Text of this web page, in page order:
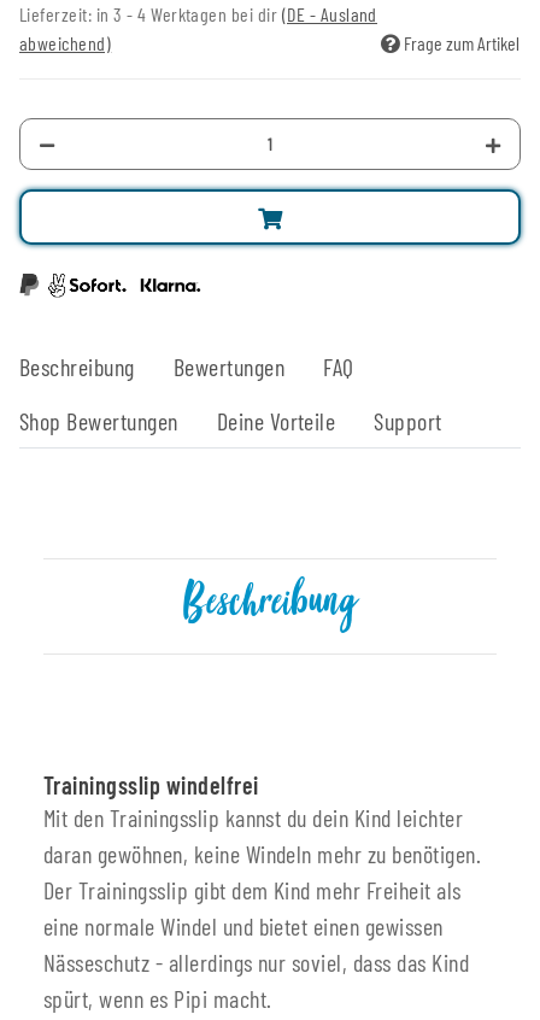
Lieferzeit: in 3 - 4 Werktagen bei dir (DE - Ausland
abweichend)
Frage zum Artikel
Beschreibung Bewertungen
FAQ
Shop Bewertungen
Deine Vorteile Support
Beschreibung
Trainingsslip windelfrei
Mit den Trainingsslip kannst du dein Kind leichter
daran gewöhnen, keine Windeln mehr zu benötigen.
Der Trainingsslip gibt dem Kind mehr Freiheit als
eine normale Windel und bietet einen gewissen
Nässeschutz - allerdings nur soviel, dass das Kind
spürt, wenn es Pipi macht.